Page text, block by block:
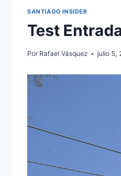
SANTIAGO INSIDER
Test
Por Rafael Vásquez julio 5,